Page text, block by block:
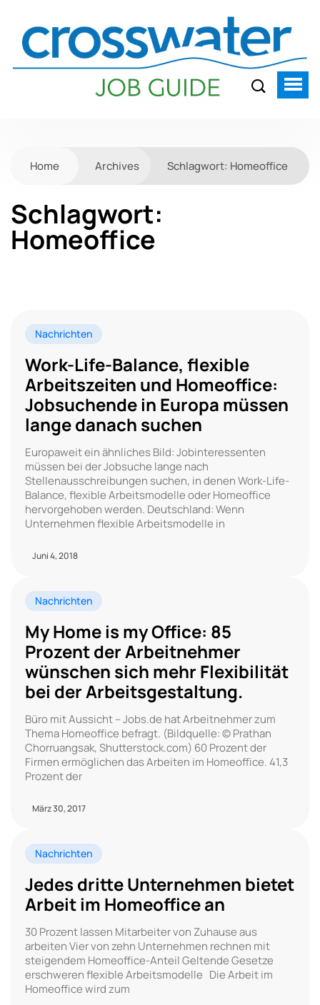
Home Archives Schlagwort: Homeoffice
Schlagwort:
Homeoffice
Nachrichten
Work-Life-Balance, flexible
Arbeitszeiten und Homeoffice:
Jobsuchende in Europa müssen
lange danach suchen
Europaweit ein ähnliches Bild: Jobinteressenten
müssen bei der Jobsuche lange nach
Stellenausschreibungen suchen, in denen Work-Life-
Balance, flexible Arbeitsmodelle oder Homeoffice
hervorgehoben werden. Deutschland: Wenn
Unternehmen flexible Arbeitsmodelle in
Juni 4, 2018
Nachrichten
My Home is my Office: 85
Prozent der Arbeitnehmer
wünschen sich mehr Flexibilität
bei der Arbeitsgestaltung.
Büro mit Aussicht – Jobs.de hat Arbeitnehmer zum
Thema Homeoffice befragt. (Bildquelle: © Prathan
Chorruangsak, Shutterstock.com) 60 Prozent der
Firmen ermöglichen das Arbeiten im Homeoffice. 41,3
Prozent der
März 30, 2017
Nachrichten
Jedes dritte Unternehmen bietet
Arbeit im Homeoffice an
30 Prozent lassen Mitarbeiter von Zuhause aus
arbeiten Vier von zehn Unternehmen rechnen mit
steigendem Homeoffice-Anteil Geltende Gesetze
erschweren flexible Arbeitsmodelle Die Arbeit im
Homeoffice wird zum